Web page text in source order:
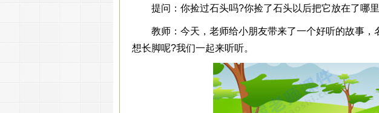
提问：你捡过石头吗?你捡了石头以后把它放在了哪
教师：今天，老师给小朋友带来了一个好听的故事，
想长脚呢?我们一起来听听。